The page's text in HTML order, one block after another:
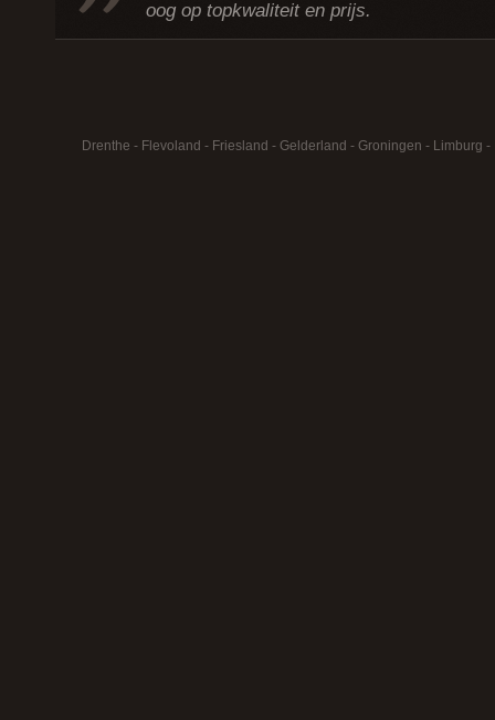
oog op topkwaliteit en prijs.
Drenthe - Flevoland - Friesland - Gelderland - Groningen - Limburg -